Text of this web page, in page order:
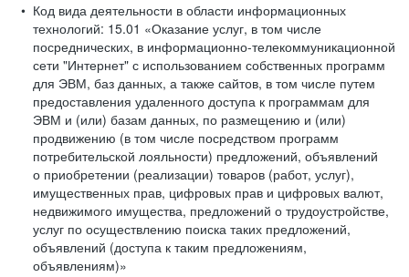
Код вида деятельности в области информационных
технологий: 15.01 «Оказание услуг, в том числе
посреднических, в информационно-телекоммуникационной
сети "Интернет" с использованием собственных программ
для ЭВМ, баз данных, а также сайтов, в том числе путем
предоставления удаленного доступа к программам для
ЭВМ и (или) базам данных, по размещению и (или)
продвижению (в том числе посредством программ
потребительской лояльности) предложений, объявлений
о приобретении (реализации) товаров (работ, услуг),
имущественных прав, цифровых прав и цифровых валют,
недвижимого имущества, предложений о трудоустройстве,
услуг по осуществлению поиска таких предложений,
объявлений (доступа к таким предложениям,
объявлениям)»